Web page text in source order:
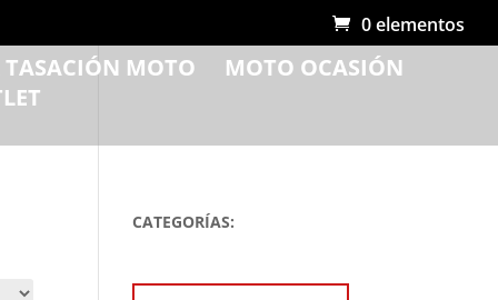
0 elementos
MOTO
MOTO OCASIÓN
CATEGORÍAS: